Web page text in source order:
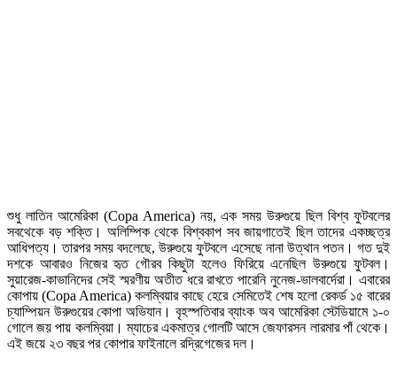
শুধু লাতিন আমেরিকা (Copa America) নয়, এক সময় উরুগুয়ে ছিল বিশ্ব ফুটবলের
সবথেকে বড় শক্তি। অলিম্পিক থেকে বিশ্বকাপ সব জায়গাতেই ছিল তাদের একচ্ছত্র
আধিপত্য। তারপর সময় বদলেছে, উরুগুয়ে ফুটবলে এসেছে নানা উত্থান পতন। গত দুই
দশকে আবারও নিজের হৃত গৌরব কিছুটা হলেও ফিরিয়ে এনেছিল উরুগুয়ে ফুটবল।
সুয়ারেজ-কাভানিদের সেই স্মরণীয় অতীত ধরে রাখতে পারেনি নুনেজ-ভালবার্দেরা। এবারের
কোপায় (Copa America) কলম্বিয়ার কাছে হেরে সেমিতেই শেষ হলো রেকর্ড ১৫ বারের
চ্যাম্পিয়ন উরুগুয়ের কোপা অভিযান। বৃহস্পতিবার ব্যাংক অব আমেরিকা স্টেডিয়ামে ১-০
গোলে জয় পায় কলম্বিয়া। ম্যাচের একমাত্র গোলটি আসে জেফারসন লারমার পাঁ থেকে।
এই জয়ে ২৩ বছর পর কোপার ফাইনালে রদ্রিগেজের দল।